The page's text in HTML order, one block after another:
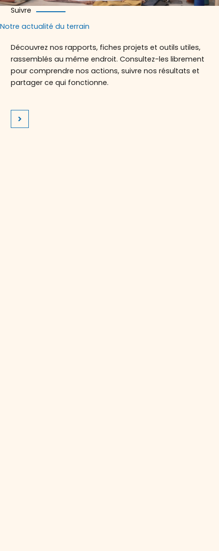
Suivre
Notre actualité du terrain
Découvrez nos rapports, fiches projets et outils utiles,
rassemblés au même endroit. Consultez-les librement
pour comprendre nos actions, suivre nos résultats et
partager ce qui fonctionne.